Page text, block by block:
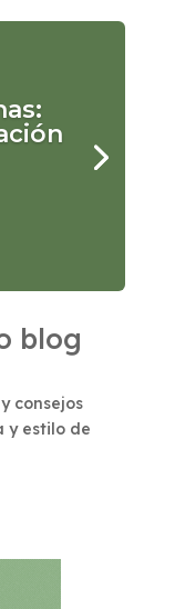
blog
consejos
y estilo de